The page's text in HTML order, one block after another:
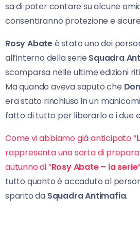
sa di poter contare su alcune
consentiranno protezione e
Rosy Abateè stato uno dei
all’interno della serie Squadra
scomparsa nelle ultime edizioni
Ma quando aveva saputo che
era stato rinchiuso in un
fatto di tutto per liberarlo e i due
Come vi abbiamo già anticipato “
rappresenta una sorta di
autunno di “Rosy Abate – la serie“
tutto quanto è accaduto al
sparito da Squadra Antimafia.